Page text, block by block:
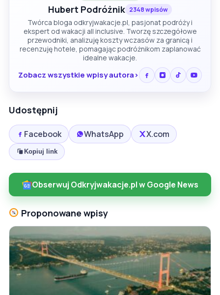
Hubert Podróżnik 2348 wpisów
Twórca bloga odkryjwakacje.pl, pasjonat podróży i
ekspert od wakacji all inclusive. Tworzę szczegółowe
przewodniki, analizuję koszty wczasów za granicą i
recenzuję hotele, pomagając podróżnikom zaplanować
idealne wakacje.
Zobacz wszystkie wpisy autora
Udostępnij
Facebook WhatsApp X.com
Kopiuj link
Obserwuj Odkryjwakacje.pl w Google News
Proponowane wpisy